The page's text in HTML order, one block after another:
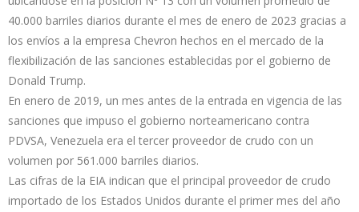
40.000 barriles diarios durante el mes de enero de 2023 gracias a
los envíos a la empresa Chevron hechos en el mercado de la
flexibilización de las sanciones establecidas por el gobierno de
Donald Trump.
En enero de 2019, un mes antes de la entrada en vigencia de las
sanciones que impuso el gobierno norteamericano contra
PDVSA, Venezuela era el tercer proveedor de crudo con un
volumen por 561.000 barriles diarios.
Las cifras de la EIA indican que el principal proveedor de crudo
importado de los Estados Unidos durante el primer mes del año